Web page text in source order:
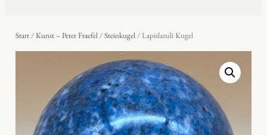
Start/Kunst – Peter Fraefel/Steinkugel/ Lapislazuli Kugel